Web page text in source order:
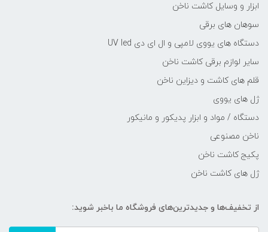
ابزار و وسایل کاشت ناخن
سوهان های برقی
دستگاه های یووی لامپی و ال ای دی UV led
سایر لوازم برقی کاشت ناخن
قلم های کاشت و دیزاین ناخن
ژل های یووی
دستگاه / مواد و ابزار پدیکور و مانیکور
ناخن مصنوعی
پکیج کاشت ناخن
ژل های کاشت ناخن
از تخفیف‌ها و جدیدترین‌های فروشگاه ما باخبر شوید: